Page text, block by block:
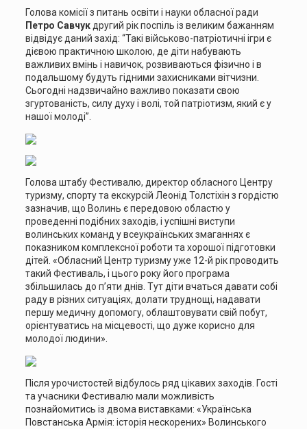
Голова комісії з питань освіти і науки обласної ради
Петро Савчук другий рік поспіль із великим бажанням
відвідує даний захід: “Такі військово-патріотичні ігри є
дієвою практичною школою, де діти набувають
важливих вмінь і навичок, розвиваються фізично і в
подальшому будуть гідними захисниками вітчизни.
Сьогодні надзвичайно важливо показати свою
згуртованість, силу духу і волі, той патріотизм, який є у
нашої молоді”.
Голова штабу Фестивалю, директор обласного Центру
туризму, спорту та екскурсій Леонід Толстіхін з гордістю
зазначив, що Волинь є передовою областю у
проведенні подібних заходів, і успішні виступи
волинських команд у всеукраїнських змаганнях є
показником комплексної роботи та хорошої підготовки
дітей. «Обласний Центр туризму уже 12-й рік проводить
такий Фестиваль, і цього року його програма
збільшилась до п’яти днів. Тут діти вчаться давати собі
раду в різних ситуаціях, долати труднощі, надавати
першу медичну допомогу, облаштовувати свій побут,
орієнтуватись на місцевості, що дуже корисно для
молодої людини».
Після урочистостей відбулось ряд цікавих заходів. Гості
та учасники Фестивалю мали можливість
познайомитись із двома виставками: «Українська
Повстанська Армія: історія нескорених» Волинського